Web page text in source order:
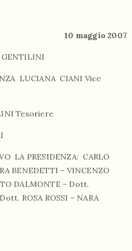
10 maggio 2007
GENTILINI
LUCIANA CIANI Vice
Tesoriere
LA PRESIDENZA: CARLO
BENEDETTI – VINCENZO
DALMONTE – Dott.
ROSA ROSSI – NARA